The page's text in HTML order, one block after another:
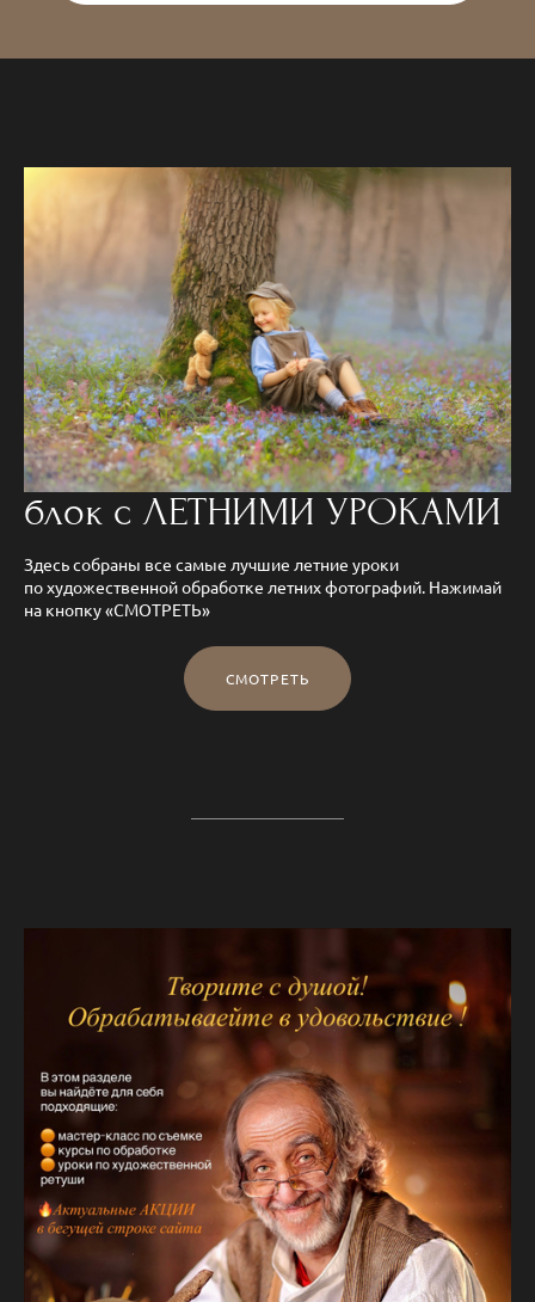
блок с ЛЕТНИМИ УРОКАМИ
Здесь собраны все самые лучшие летние уроки
по художественной обработке летних фотографий. Нажимай
на кнопку «СМОТРЕТЬ»
СМОТРЕТЬ